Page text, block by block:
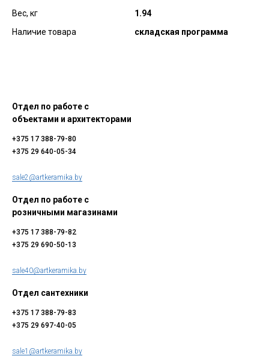
Вес, кг
1.94
Наличие товара
складская программа
Отдел по работе с
объектами и архитекторами
+375 17 388-79-80
+375 29 640-05-34
sale2@artkeramika.by
Отдел по работе с
розничными магазинами
+375 17 388-79-82
+375 29 690-50-13
sale40@artkeramika.by
Отдел сантехники
+375 17 388-79-83
+375 29 697-40-05
sale1@artkeramika.by